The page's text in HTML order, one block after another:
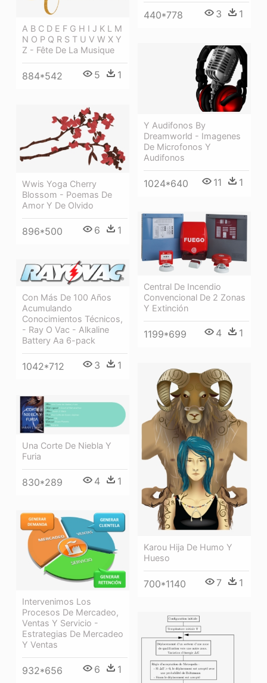
440*778 3 1
A B C D E F G H I J K L M
N O P Q R S T U V W X Y
Z - Fête De La Musique
884*542 5 1
Y Audifonos By
Dreamworld - Imagenes
De Microfonos Y
Audifonos
1024*640 11 1
Wwis Yoga Cherry
Blossom - Poemas De
Amor Y De Olvido
896*500 6 1
Central De Incendio
Convencional De 2 Zonas
Y Extinción
1199*699 4 1
Con Más De 100 Años
Acumulando
Conocimientos Técnicos,
- Ray O Vac - Alkaline
Battery Aa 6-pack
1042*712 3 1
Karou Hija De Humo Y
Hueso
700*1140 7 1
Una Corte De Niebla Y
Furia
830*289 4 1
Intervenimos Los
Procesos De Mercadeo,
Ventas Y Servicio -
Estrategias De Mercadeo
Y Ventas
932*656 6 1